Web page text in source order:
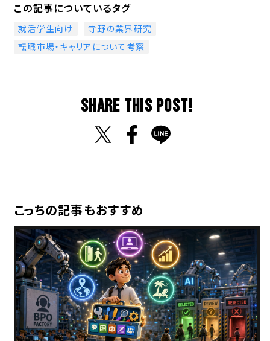
この記事についているタグ
就活学生向け
寺野の業界研究
転職市場・キャリアについて考察
SHARE THIS POST!
こっちの記事もおすすめ